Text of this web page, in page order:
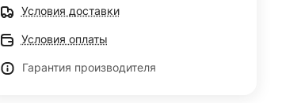
Условия доставки
Условия оплаты
Гарантия производителя